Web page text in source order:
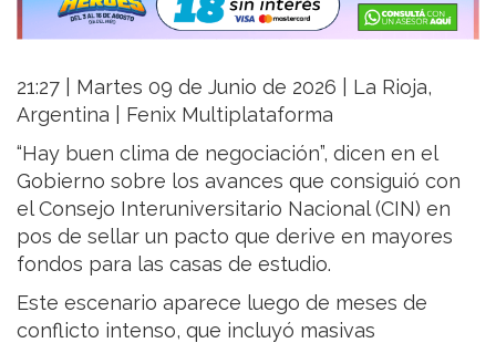
21:27 | Martes 09 de Junio de 2026 | La Rioja,
Argentina | Fenix Multiplataforma
“Hay buen clima de negociación”, dicen en el
Gobierno sobre los avances que consiguió con
el Consejo Interuniversitario Nacional (CIN) en
pos de sellar un pacto que derive en mayores
fondos para las casas de estudio.
Este escenario aparece luego de meses de
conflicto intenso, que incluyó masivas